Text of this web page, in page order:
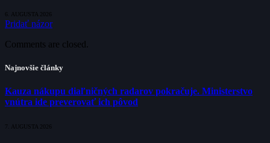
6. AUGUSTA 2026
Pridať názor
Comments are closed.
Najnovšie články
Kauza nákupu diaľničných radarov pokračuje. Ministerstvo
vnútra ide preverovať ich pôvod
7. AUGUSTA 2026